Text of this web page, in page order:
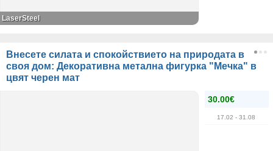
LaserSteel
Внесете силата и спокойствието на природата в
своя дом: Декоративна метална фигурка "Мечка" в
цвят черен мат
30.00€
17.02 - 31.08